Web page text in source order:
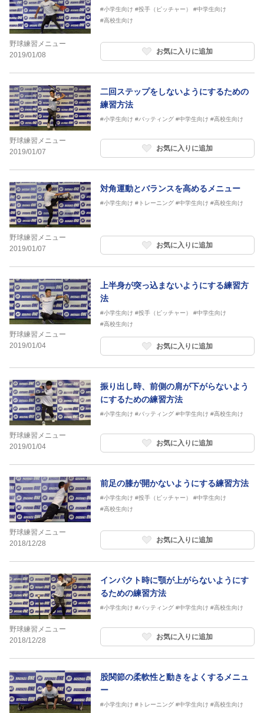
野球練習メニュー
2019/01/08
#小学生向け #投手（ピッチャー）
#中学生向け
#高校生向け
お気に入りに追加
野球練習メニュー
2019/01/07
二回ステップをしないようにするための
練習方法
#小学生向け #バッティング #中学生向け #高校生向け
お気に入りに追加
野球練習メニュー
2019/01/07
対角運動とバランスを高めるメニュー
#小学生向け #トレーニング #中学生向け #高校生向け
お気に入りに追加
野球練習メニュー
2019/01/04
上半身が突っ込まないようにする練習方
法
#小学生向け #投手（ピッチャー）
#中学生向け
#高校生向け
お気に入りに追加
野球練習メニュー
2019/01/04
振り出し時、前側の肩が下がらないよう
にするための練習方法
#小学生向け #バッティング #中学生向け #高校生向け
お気に入りに追加
野球練習メニュー
2018/12/28
前足の膝が開かないようにする練習方法
#小学生向け #投手（ピッチャー）
#中学生向け
#高校生向け
お気に入りに追加
野球練習メニュー
2018/12/28
インパクト時に顎が上がらないようにす
るための練習方法
#小学生向け #バッティング #中学生向け #高校生向け
お気に入りに追加
股関節の柔軟性と動きをよくするメニュ
ー
#小学生向け #トレーニング #中学生向け #高校生向け